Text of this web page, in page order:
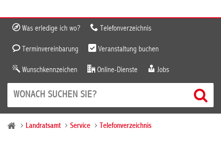
Was erledige ich wo? Telefonverzeichnis
Terminvereinbarung Veranstaltung buchen
Wunschkennzeichen Online-Dienste Jobs
Landratsamt Service Telefonverzeichnis